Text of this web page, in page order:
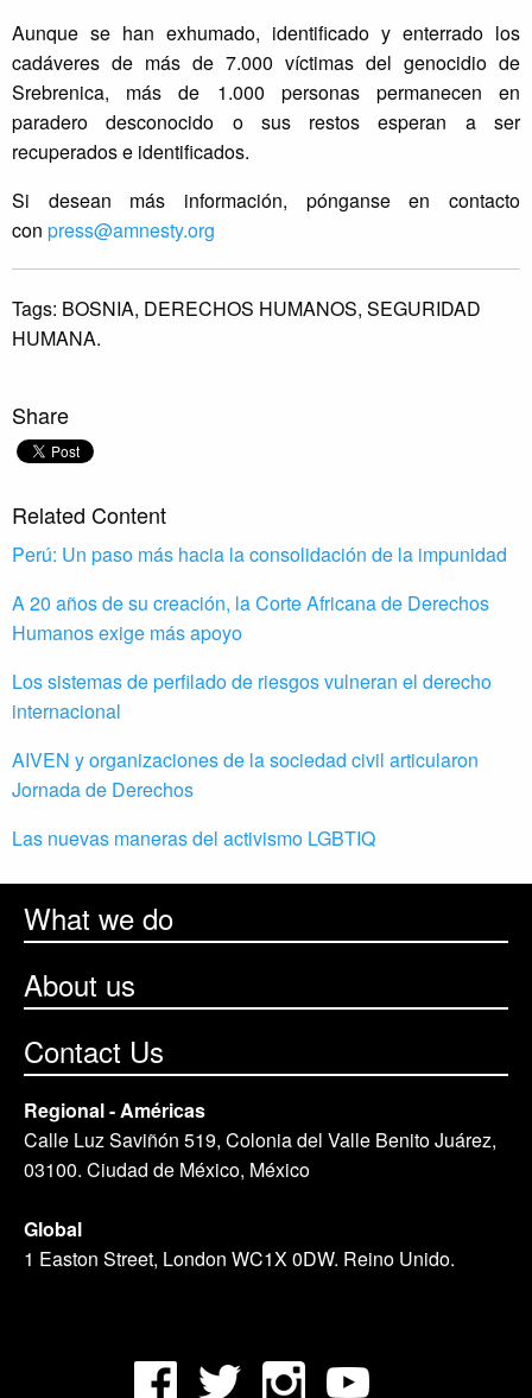
Aunque se han exhumado, identificado y enterrado los
cadáveres de más de 7.000 víctimas del genocidio de
Srebrenica, más de 1.000 personas permanecen en
paradero desconocido o sus restos esperan a ser
recuperados e identificados.
Si desean más información, pónganse en contacto
con press@amnesty.org
Tags: BOSNIA, DERECHOS HUMANOS, SEGURIDAD
HUMANA.
Share
Related Content
Perú: Un paso más hacia la consolidación de la impunidad
A 20 años de su creación, la Corte Africana de Derechos
Humanos exige más apoyo
Los sistemas de perfilado de riesgos vulneran el derecho
internacional
AIVEN y organizaciones de la sociedad civil articularon
Jornada de Derechos
Las nuevas maneras del activismo LGBTIQ
What we do
About us
Contact Us
Regional - Américas
Calle Luz Saviñón 519, Colonia del Valle Benito Juárez,
03100. Ciudad de México, México
Global
1 Easton Street, London WC1X 0DW. Reino Unido.